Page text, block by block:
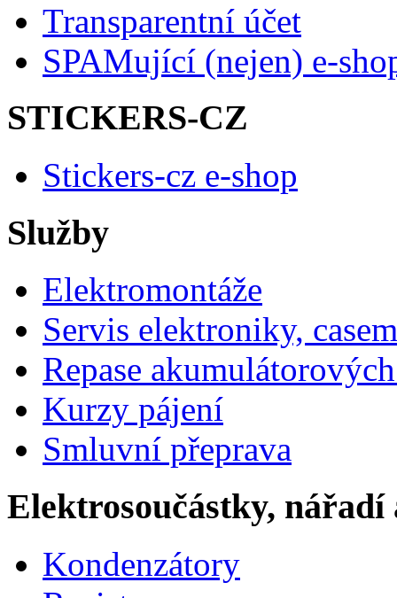
Transparentní účet
SPAMující (nejen) e-
STICKERS-CZ
Stickers-cz e-shop
Služby
Elektromontáže
Servis elektroniky,
Repase
Kurzy pájení
Smluvní přeprava
Elektrosoučástky, nářadí
Kondenzátory